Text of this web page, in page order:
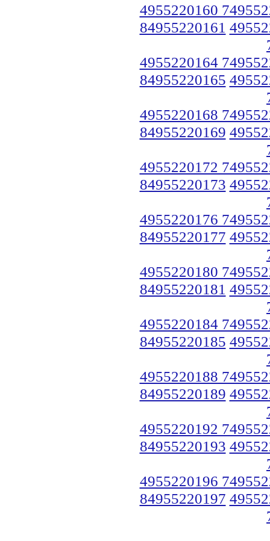
4955220160
84955220161
4955220164
84955220165
4955220168
84955220169
4955220172
84955220173
4955220176
84955220177
4955220180
84955220181
4955220184
84955220185
4955220188
84955220189
4955220192
84955220193
4955220196
84955220197